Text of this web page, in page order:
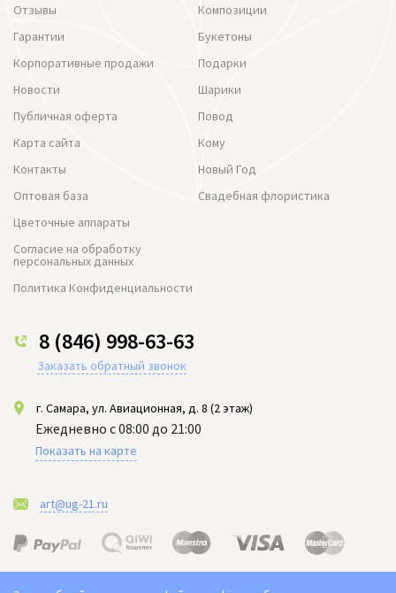
Отзывы
Гарантии
Корпоративные продажи
Новости
Публичная оферта
Карта сайта
Контакты
Оптовая база
Цветочные аппараты
Согласие на обработку
персональных данных
Политика Конфиденциальности
Композиции
Букетоны
Подарки
Шарики
Повод
Кому
Новый Год
Свадебная флористика
8 (846) 998-63-63
Заказать обратный звонок
г. Самара, ул. Авиационная, д. 8 (2 этаж)
Ежедневно с 08:00 до 21:00
Показать на карте
art@ug-21.ru